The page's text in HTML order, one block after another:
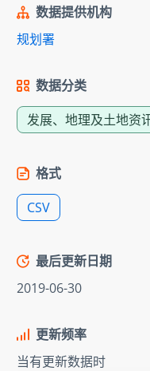
数据提供机构
规划署
数据分类
发展、地理及土地资
格式
CSV
最后更新日期
2019-06-30
更新频率
当有更新数据时